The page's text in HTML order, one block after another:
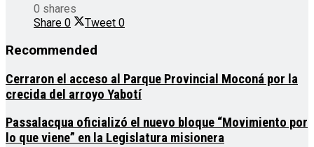
0 shares
Share 0 Tweet 0
Recommended
Cerraron el acceso al Parque Provincial Moconá por la
crecida del arroyo Yabotí
Passalacqua oficializó el nuevo bloque “Movimiento por
lo que viene” en la Legislatura misionera